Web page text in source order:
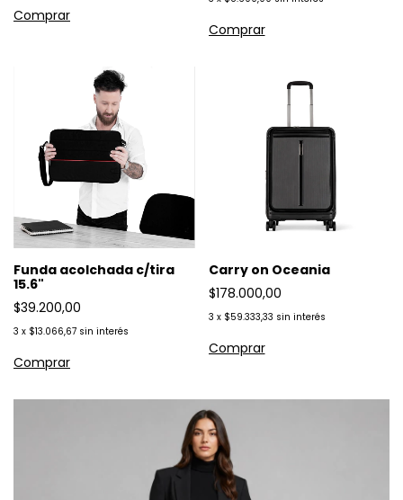
Funda acolchada c/tira
15.6"
$39.200,00
3 x $13.066,67 sin interés
Carry on Oceania
$178.000,00
3 x $59.333,33 sin interés